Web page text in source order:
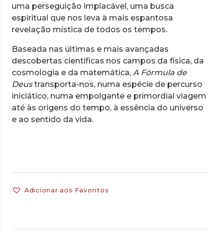
uma perseguição implacável, uma busca
espiritual que nos leva à mais espantosa
revelação mística de todos os tempos.
Baseada nas últimas e mais avançadas
descobertas científicas nos campos da física, da
cosmologia e da matemática, A Fórmula de
Deustransporta-nos, numa espécie de percurso
iniciático, numa empolgante e primordial viagem
até às origens do tempo, à essência do universo
e ao sentido da vida.
Adicionar aos Favoritos